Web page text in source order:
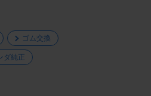
ゴム交換
ダ純正